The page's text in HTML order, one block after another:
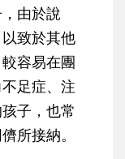
由於說
致於其他
容易在團
足症、注
子，也常
所接納。